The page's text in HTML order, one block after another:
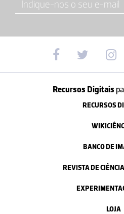
Recursos Digitais
RECURSOS
BANCO DE
REVISTA DE
LOJA